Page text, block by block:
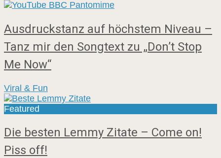
Ausdruckstanz auf höchstem Niveau –
Tanz mir den Songtext zu „Don’t Stop
Me Now“
Viral & Fun
Featured
Die besten Lemmy Zitate – Come on!
Piss off!